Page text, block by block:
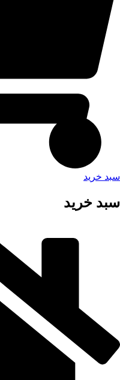
سبد خرید
سبد خرید